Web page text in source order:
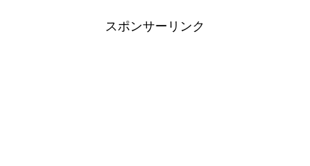
スポンサーリンク